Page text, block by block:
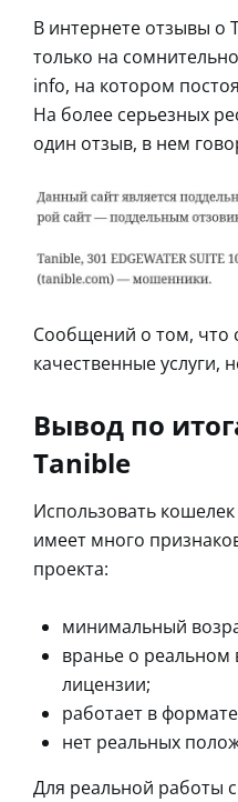
В интернете отзывы о
только на
info, на котором
На более серьезных
один отзыв, в нем
Сообщений о том, что
качественные услуги,
Вывод по
Tanible
Использовать
имеет много
проекта:
минимальный
вранье о реальном
лицензии;
работает в
нет реальных
Для реальной работы